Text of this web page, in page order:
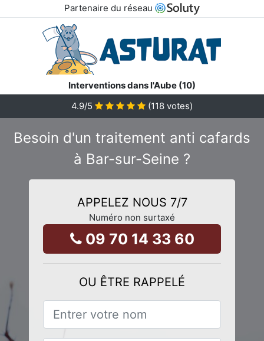
Partenaire du réseau
Interventions dans l'Aube (10)
4.9/5 (118 votes)
Besoin d'un traitement anti cafards
à Bar-sur-Seine ?
APPELEZ NOUS 7/7
Numéro non surtaxé
09 70 14 33 60
OU ÊTRE RAPPELÉ